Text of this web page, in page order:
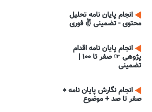
انجام پایان نامه تحلیل
محتوی - تضمینی ✌ فوری
انجام پایان نامه اقدام
پژوهی ☞ صفر تا 100 |
تضمینی
انجام نگارش پایان نامه ♠
صفر تا صد + موضوع